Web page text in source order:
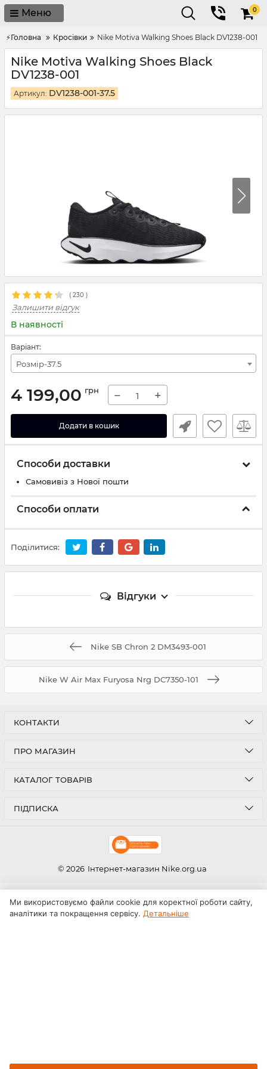
Меню 0
⚡Головна Кросівки Nike Motiva Walking Shoes Black DV1238-001
Nike Motiva Walking Shoes Black
DV1238-001
Артикул: DV1238-001-37.5
( 230 )
Залишити відгук
В наявності
Варіант:
Розмір-37.5
4 199,00 грн − +
Додати в кошик
Способи доставки
Самовивіз з Нової пошти
Способи оплати
Поділитися:
Відгуки
Nike SB Chron 2 DM3493-001
Nike W Air Max Furyosa Nrg DC7350-101
КОНТАКТИ
ПРО МАГАЗИН
КАТАЛОГ ТОВАРІВ
ПІДПИСКА
© 2026 Інтернет-магазин Nike.org.ua
Ми використовуємо файли cookie для коректної роботи сайту,
аналітики та покращення сервісу. Детальніше